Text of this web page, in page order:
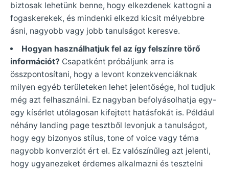
biztosak lehetünk benne, hogy elkezdenek kattogni a
fogaskerekek, és mindenki elkezd kicsit mélyebbre
ásni, nagyobb vagy jobb tanulságot keresve.
Hogyan használhatjuk fel az így felszínre törő
információt? Csapatként próbáljunk arra is
összpontosítani, hogy a levont konzekvenciáknak
milyen egyéb területeken lehet jelentősége, hol tudjuk
még azt felhasználni. Ez nagyban befolyásolhatja egy-
egy kísérlet utólagosan kifejtett hatásfokát is. Például
néhány landing page tesztből levonjuk a tanulságot,
hogy egy bizonyos stílus, tone of voice vagy téma
nagyobb konverziót ért el. Ez valószínűleg azt jelenti,
hogy ugyanezeket érdemes alkalmazni és tesztelni